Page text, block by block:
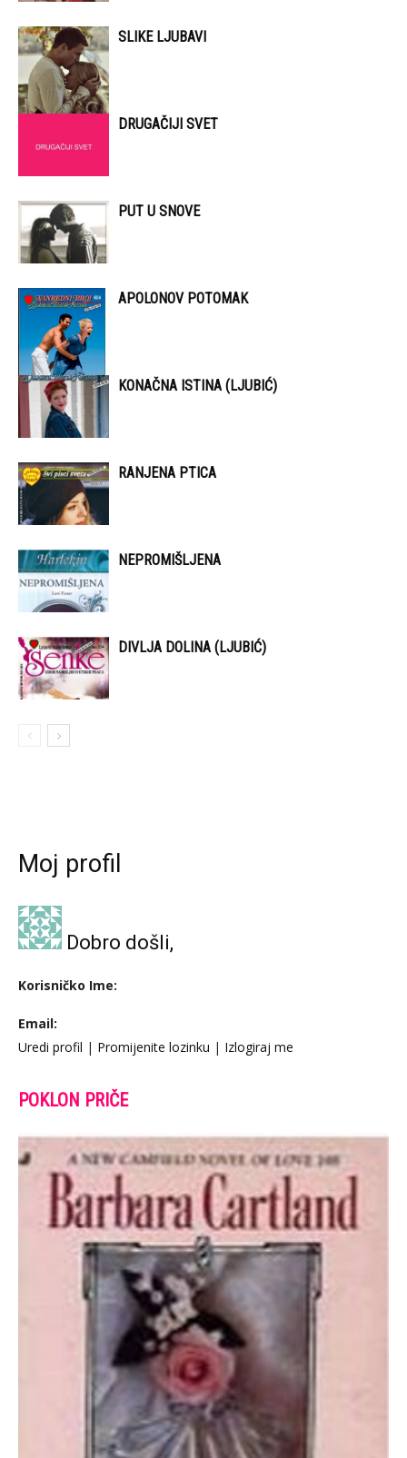
SLIKE LJUBAVI
DRUGAČIJI SVET
PUT U SNOVE
APOLONOV POTOMAK
KONAČNA ISTINA (LJUBIĆ)
RANJENA PTICA
NEPROMIŠLJENA
DIVLJA DOLINA (LJUBIĆ)
Moj profil
Dobro došli,
Korisničko Ime:
Email:
Uredi profil | Promijenite lozinku | Izlogiraj me
POKLON PRIČE